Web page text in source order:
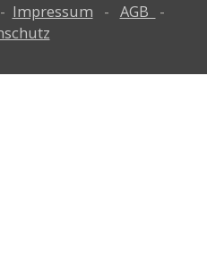
Impressum - AGB
-